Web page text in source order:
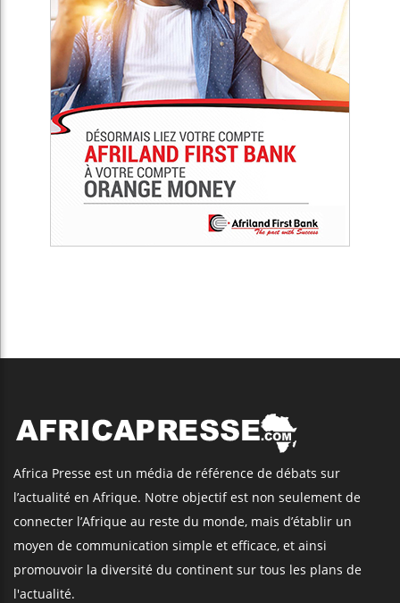
Africa Presse est un média de référence de débats sur
l’actualité en Afrique. Notre objectif est non seulement de
connecter l’Afrique au reste du monde, mais d’établir un
moyen de communication simple et efficace, et ainsi
promouvoir la diversité du continent sur tous les plans de
l'actualité.